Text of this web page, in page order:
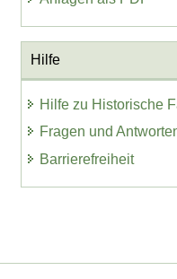
Hilfe
Hilfe zu Historische
Fragen und
Barrierefreiheit